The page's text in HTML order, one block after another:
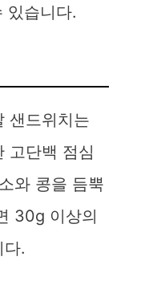
있습니다.
샌드위치는
고단백 점심
와 콩을 듬뿍
30g 이상의
다.